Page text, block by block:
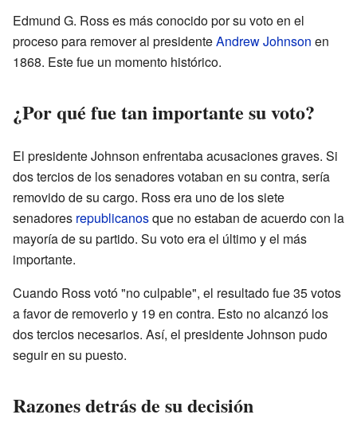
Edmund G. Ross es más conocido por su voto en el
proceso para remover al presidenteAndrew Johnson en
1868. Este fue un momento histórico.
¿Por qué fue tan importante su voto?
El presidente Johnson enfrentaba acusaciones graves. Si
dos tercios de los senadores votaban en su contra, sería
removido de su cargo. Ross era uno de los siete
senadores republicanosque no estaban de acuerdo con la
mayoría de su partido. Su voto era el último y el más
importante.
Cuando Ross votó "no culpable", el resultado fue 35 votos
a favor de removerlo y 19 en contra. Esto no alcanzó los
dos tercios necesarios. Así, el presidente Johnson pudo
seguir en su puesto.
Razones detrás de su decisión